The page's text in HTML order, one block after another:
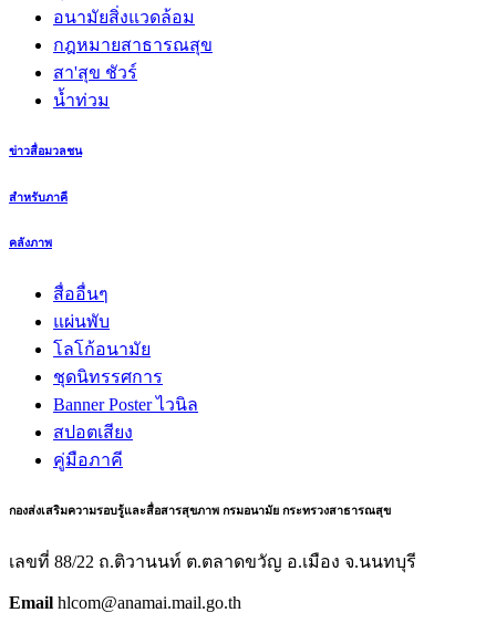
อนามัยสิ่งแวดล้อม
กฎหมายสาธารณสุข
สา'สุข ชัวร์
น้ำท่วม
ข่าวสื่อมวลชน
สำหรับภาคี
คลังภาพ
สื่ออื่นๆ
แผ่นพับ
โลโก้อนามัย
ชุดนิทรรศการ
Banner Poster ไวนิล
สปอตเสียง
คู่มือภาคี
กองส่งเสริมความรอบรู้และสื่อสารสุขภาพ กรมอนามัย กระทรวงสาธารณสุข
เลขที่ 88/22 ถ.ติวานนท์ ต.ตลาดขวัญ อ.เมือง จ.นนทบุรี
Email hlcom@anamai.mail.go.th